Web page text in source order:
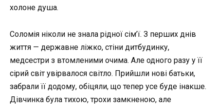
холоне душа.
Соломія ніколи не знала рідної сім’ї. З перших днів
життя — державне ліжко, стіни дитбудинку,
медсестри з втомленими очима. Але одного разу у її
сірий світ увірвалося світло. Прийшли нові батьки,
забрали її додому, обіцяли, що тепер усе буде інакше.
Дівчинка була тихою, трохи замкненою, але